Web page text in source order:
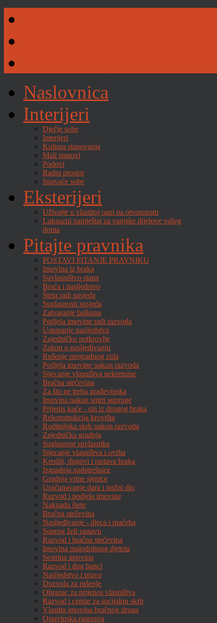
Naslovnica
Interijeri
Dječje sobe
Interijeri
Kultura stanovanja
Mali stanovi
Podovi
Radni prostor
Spavaće sobe
Eksterijeri
Uživajte u vlastitoj oazi na otvorenom
Luksuzni namještaj za vanjske dijelove vašeg
doma
Pitajte pravnika
POSTAVI PITANJE PRAVNIKU
Imovina iz braka
Suvlasništvo stana
Braća i nasljedstvo
Šteta radi susjeda
Suglasnosti susjeda
Zatvaranje balkona
Podjela imovine radi razvoda
Ustupanje nasljedstva
Zajedničko potkrovlje
Zakon o nasljeđivanju
Rušenje pregradnog zida
Podjela imovine nakon razvoda
Stjecanje vlasništva nekretnine
Bračna stečevina
Za što ne treba građevinska
Imovina nakon smrti supruge
Prijepis kuće - sin iz drugog braka
Rekonstrukcija krovišta
Roditeljska skrb nakon razvoda
Zajednička gradnja
Suglasnost suvlasnika
Stjecanje vlasništva i ovrha
Krediti, dugovi i rastava braka
Izgradnja nadstrešnice
Gradnja vrtne sjenice
Uračunavanje dara i nužni dio
Razvod i podjela imovine
Naknada štete
Bračna stečevina
Nasljeđivanje - djeca i maćeha
Suprug želi rastavu
Razvod i bračna stečevina
Imovina malodobnog djeteta
Sestrina imovina
Razvod i dug banci
Nasljedstvo i pravo
Dozvola za rušenje
Obrazac za prijenos vlasništva
Razvod i centar za socijalnu skrb
Vlastita imovina bračnog druga
Ostavinska rasprava